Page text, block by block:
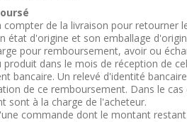
de la livraison pour retourner
état d'origine et son emballage
pour remboursement, avoir ou
dans le mois de réception de
bancaire. Un relevé d'identité
de ce remboursement. Dans le cas
sont à la charge de l'acheteur.
commande dont le montant